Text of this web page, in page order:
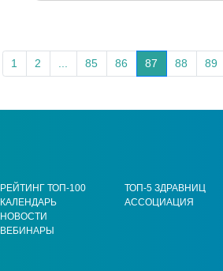
1 2 85 86 87 88 89
РЕЙТИНГ ТОП-100
КАЛЕНДАРЬ
НОВОСТИ
ВЕБИНАРЫ
ТОП-5 ЗДРАВНИЦ
АССОЦИАЦИЯ